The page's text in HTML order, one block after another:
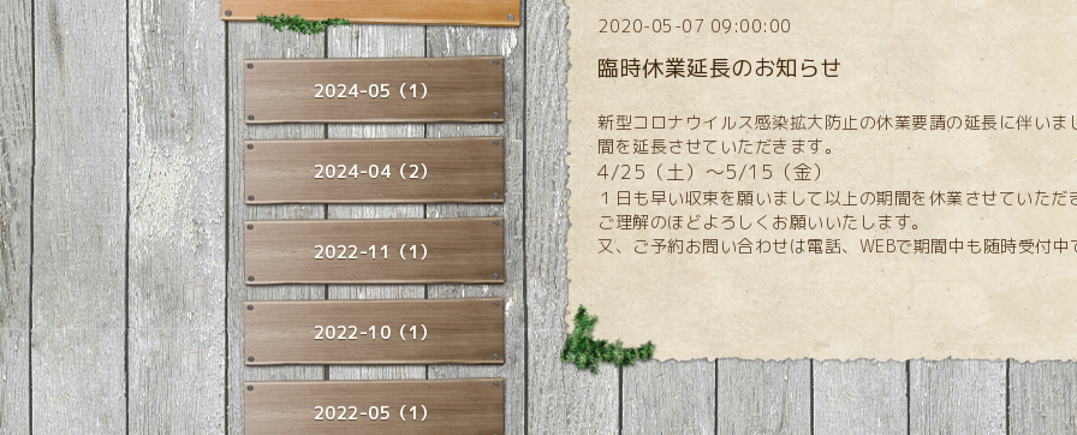
2020-05-07 09:00:00
臨時休業延長のお知らせ
新型コロナウイルス感染拡大防止の休業要請の延長に伴い
間を延長させていただきます。
4/25（土）～5/15（金）
１日も早い収束を願いまして以上の期間を休業させていただ
ご理解のほどよろしくお願いいたします。
又、ご予約お問い合わせは電話、WEBで期間中も随時受付中
2024-05（1）
2024-04（2）
2022-11（1）
2022-10（1）
2022-05（1）